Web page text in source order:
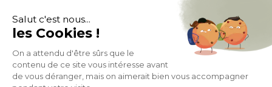
Tous droits réservés